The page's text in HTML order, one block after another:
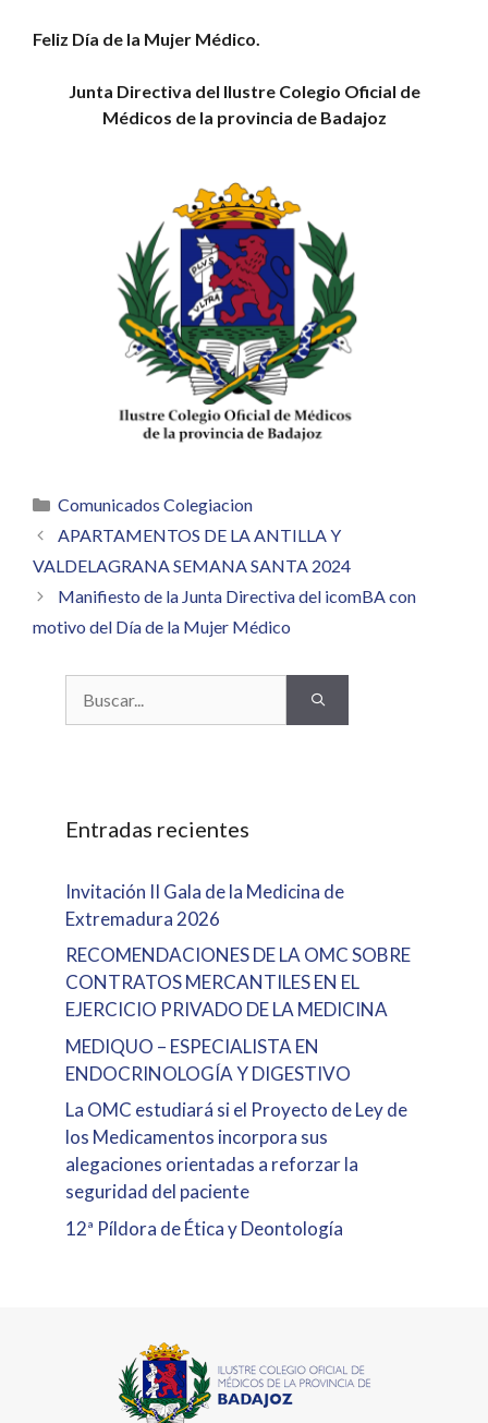
Feliz Día de la Mujer Médico.
Junta Directiva del Ilustre Colegio Oficial de
Médicos de la provincia de Badajoz
Categorías
Comunicados Colegiacion
APARTAMENTOS DE LA ANTILLA Y
VALDELAGRANA SEMANA SANTA 2024
Manifiesto de la Junta Directiva del icomBA con
motivo del Día de la Mujer Médico
Entradas recientes
Invitación II Gala de la Medicina de
Extremadura 2026
RECOMENDACIONES DE LA OMC SOBRE
CONTRATOS MERCANTILES EN EL
EJERCICIO PRIVADO DE LA MEDICINA
MEDIQUO – ESPECIALISTA EN
ENDOCRINOLOGÍA Y DIGESTIVO
La OMC estudiará si el Proyecto de Ley de
los Medicamentos incorpora sus
alegaciones orientadas a reforzar la
seguridad del paciente
12ª Píldora de Ética y Deontología